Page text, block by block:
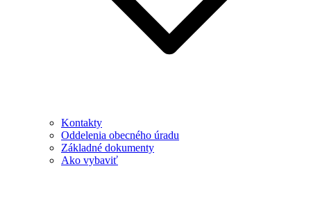
Kontakty
Oddelenia obecného úradu
Základné dokumenty
Ako vybaviť